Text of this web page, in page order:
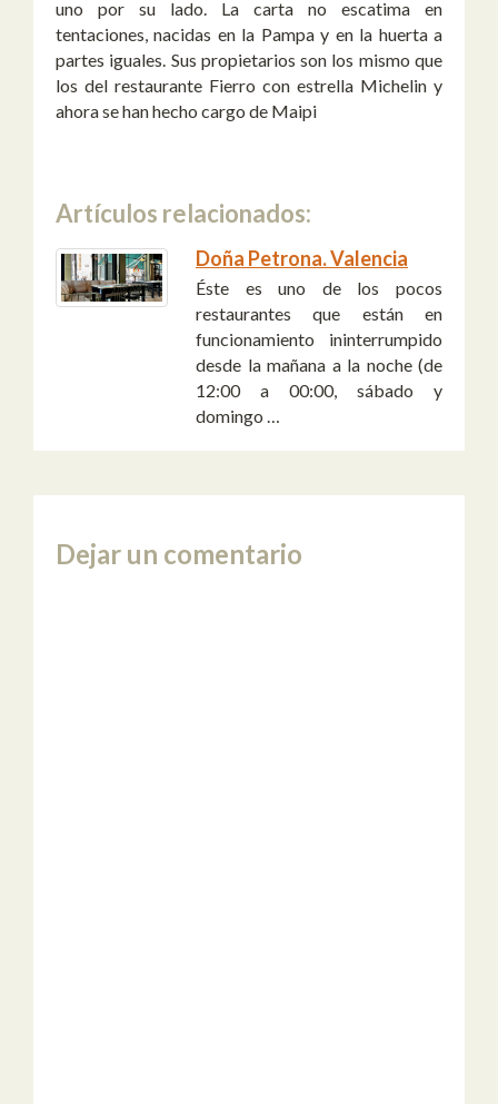
uno por su lado. La carta no escatima en
tentaciones, nacidas en la Pampa y en la huerta a
partes iguales. Sus propietarios son los mismo que
los del restaurante Fierro con estrella Michelin y
ahora se han hecho cargo de Maipi
Artículos relacionados:
Doña Petrona. Valencia
Éste es uno de los pocos
restaurantes que están en
funcionamiento ininterrumpido
desde la mañana a la noche (de
12:00 a 00:00, sábado y
domingo …
Dejar un comentario